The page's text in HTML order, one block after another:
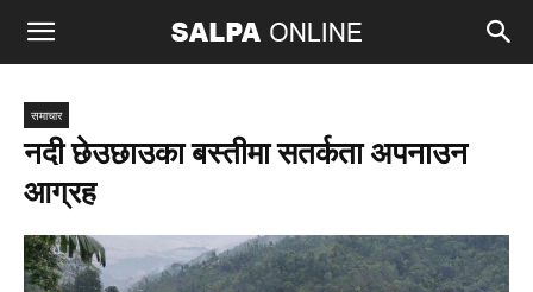
समाचार
नदी छेउछाउका बस्तीमा सतर्कता अपनाउन
आग्रह